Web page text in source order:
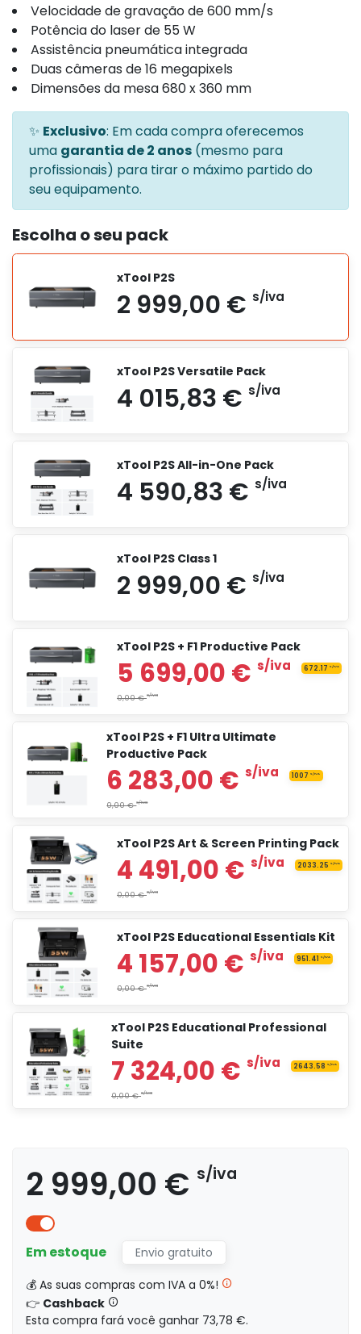
Velocidade de gravação de 600 mm/s
Potência do laser de 55 W
Assistência pneumática integrada
Duas câmeras de 16 megapixels
Dimensões da mesa 680 x 360 mm
✨ Exclusivo: Em cada compra oferecemos
uma garantia de 2 anos (mesmo para
profissionais) para tirar o máximo partido do
seu equipamento.
Escolha o seu pack
xTool P2S
2 999,00 €
xTool P2S Versatile Pack
4 015,83 €
xTool P2S All-in-One Pack
4 590,83 €
xTool P2S Class 1
2 999,00 €s/iva
xTool P2S + F1 Productive Pack
5 699,00 €
0,00 € s/iva
xTool P2S + F1 Ultra Ultimate
Productive Pack
6 283,00 €
xTool P2S Art & Screen Printing Pack
4 491,00 €
0,00 € s/iva
xTool P2S Educational Essentials Kit
xTool P2S Educational Professional
Suite
2 999,00 € s/iva
Em estoque
Envio gratuito
💰 As suas compras com IVA a 0%!
👉 Cashback
Esta compra fará você ganhar 73,78 €.